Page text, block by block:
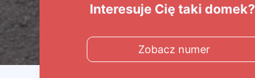
Interesuje Cię taki domek?
Zobacz numer